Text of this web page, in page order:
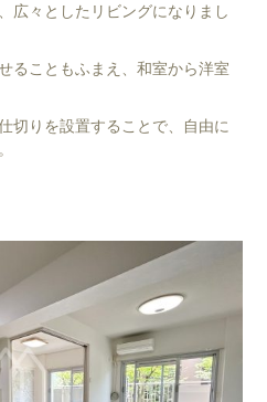
広々としたリビングになりまし
ることもふまえ、和室から洋室
切りを設置することで、自由に